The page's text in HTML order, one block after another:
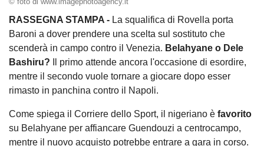
© foto di www.imagephotoagency.it
RASSEGNA STAMPA - La squalifica di Rovella porta
Baroni a dover prendere una scelta sul sostituto che
scenderà in campo contro il Venezia. Belahyane o Dele
Bashiru?
Il primo attende ancora l'occasione di esordire,
mentre il secondo vuole tornare a giocare dopo esser
rimasto in panchina contro il Napoli.
Come spiega il Corriere dello Sport, il nigeriano è favorito
su Belahyane per affiancare Guendouzi a centrocampo,
mentre il nuovo acquisto potrebbe entrare a gara in corso.